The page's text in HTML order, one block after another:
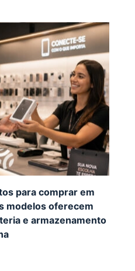
para comprar em
modelos oferecem
e armazenamento